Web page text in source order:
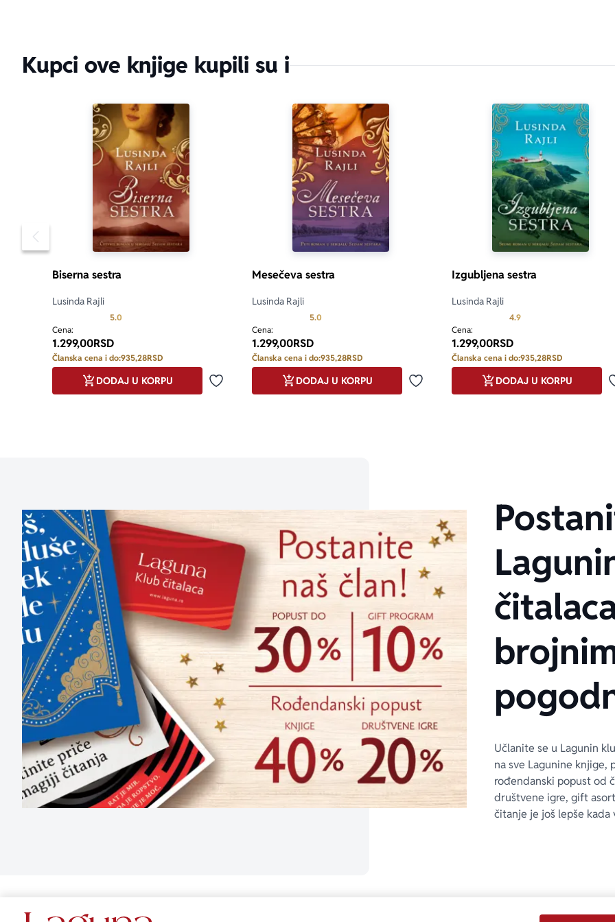
Kupci ove knjige kupili su i
Pomeranje sadržaja slajdera u levo
Biserna sestra
Lusinda Rajli
5.0
Cena:
1.299,00RSD
Članska cena i do:935,28RSD
Dodaj u omiljene
DODAJ U KORPU
Mesečeva sestra
Lusinda Rajli
5.0
Cena:
1.299,00RSD
Članska cena i do:935,28RSD
Dodaj u omiljene
DODAJ U KORPU
Izgubljena sestra
Lusinda Rajli
4.9Prosecna ocena je 4.9 od
Cena:
1.299,00RSD
Članska cena i do:935,28RSD
DODAJ U KORPU
Učlanite se u Lagunin
na sve Lagunine knjige,
rođendanski popust od
društvene igre, gift
čitanje je još lepše kada